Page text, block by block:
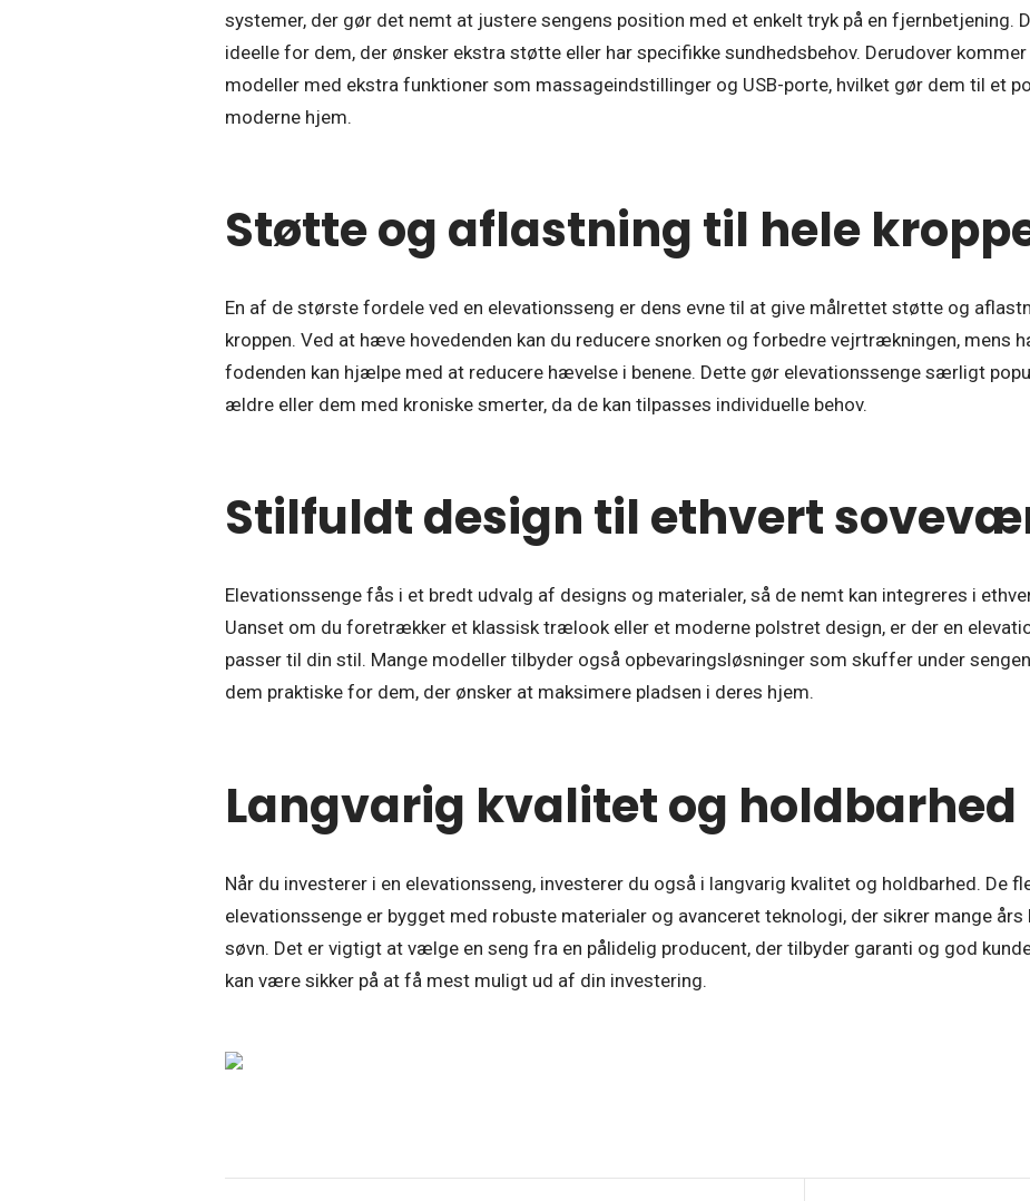
systemer, der gør det nemt at justere sengens position med et enkelt tryk på en fjernbetjening.
ideelle for dem, der ønsker ekstra støtte eller har specifikke sundhedsbehov. Derudover
modeller med ekstra funktioner som massageindstillinger og USB-porte, hvilket gør dem til et
moderne hjem.
Støtte og aflastning til hele
En af de største fordele ved en elevationsseng er dens evne til at give målrettet støtte og
kroppen. Ved at hæve hovedenden kan du reducere snorken og forbedre vejrtrækningen, mens
fodenden kan hjælpe med at reducere hævelse i benene. Dette gør elevationssenge særligt
ældre eller dem med kroniske smerter, da de kan tilpasses individuelle behov.
Stilfuldt design til ethvert
Elevationssenge fås i et bredt udvalg af designs og materialer, så de nemt kan integreres i
Uanset om du foretrækker et klassisk trælook eller et moderne polstret design, er der en
passer til din stil. Mange modeller tilbyder også opbevaringsløsninger som skuffer under
dem praktiske for dem, der ønsker at maksimere pladsen i deres hjem.
Langvarig kvalitet og holdbarhed
Når du investerer i en elevationsseng, investerer du også i langvarig kvalitet og holdbarhed. De
elevationssenge er bygget med robuste materialer og avanceret teknologi, der sikrer mange
søvn. Det er vigtigt at vælge en seng fra en pålidelig producent, der tilbyder garanti og god
kan være sikker på at få mest muligt ud af din investering.